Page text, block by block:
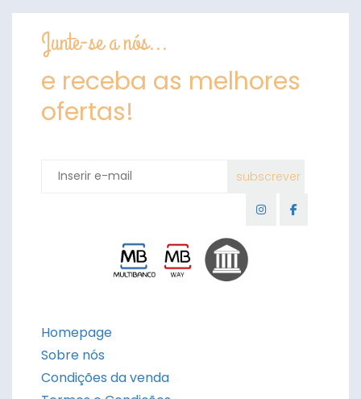
Junte-se a nós...
e receba as melhores
ofertas!
Homepage
Sobre nós
Condições da venda